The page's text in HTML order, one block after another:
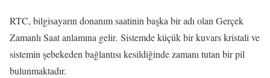
RTC, bilgisayarın donanım saatinin başka bir adı olan Gerçek
Zamanlı Saat anlamına gelir. Sistemde küçük bir kuvars kristali ve
sistemin şebekeden bağlantısı kesildiğinde zamanı tutan bir pil
bulunmaktadır.